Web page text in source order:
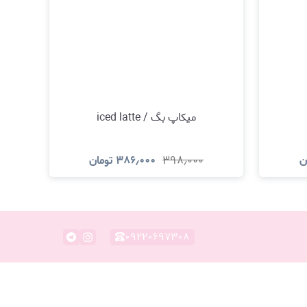
میکاپ بگ / iced latte
۳۹۸٫۰۰۰ ۳۸۶٫۰۰۰ تومان
۰۹۲۲۰۶۹۷۳۰۸